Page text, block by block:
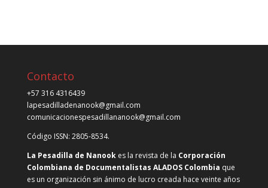
Contacto
+57 316 4316439
lapesadilladenanook@gmail.com
comunicacionespesadillananook@gmail.com
Código ISSN: 2805-8534.
La Pesadilla de Nanookes la revista de la Corporación
Colombiana de Documentalistas ALADOS Colombia que
es un organización sin ánimo de lucro creada hace veinte años